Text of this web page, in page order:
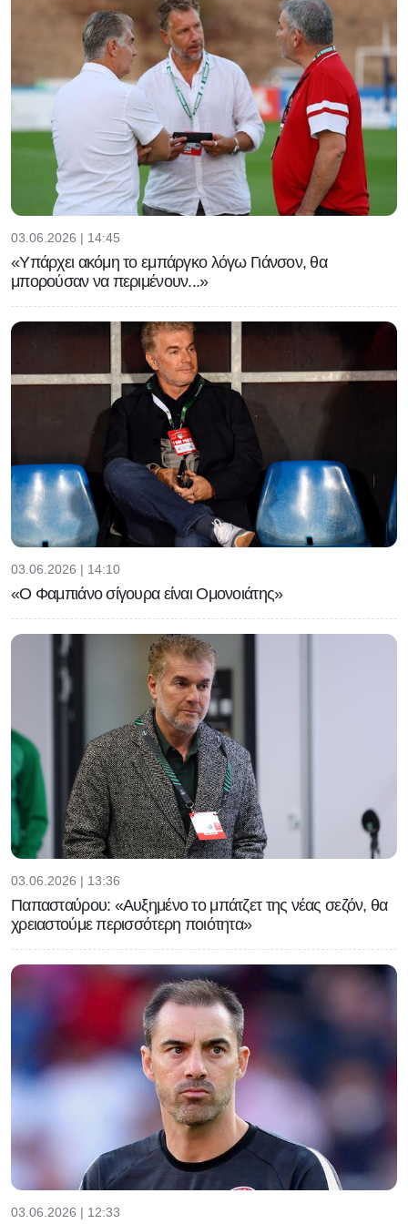
03.06.2026 | 14:45
«Υπάρχει ακόμη το εμπάργκο λόγω Γιάνσον, θα
μπορούσαν να περιμένουν...»
03.06.2026 | 14:10
«Ο Φαμπιάνο σίγουρα είναι Ομονοιάτης»
03.06.2026 | 13:36
Παπασταύρου: «Αυξημένο το μπάτζετ της νέας σεζόν, θα
χρειαστούμε περισσότερη ποιότητα»
03.06.2026 | 12:33